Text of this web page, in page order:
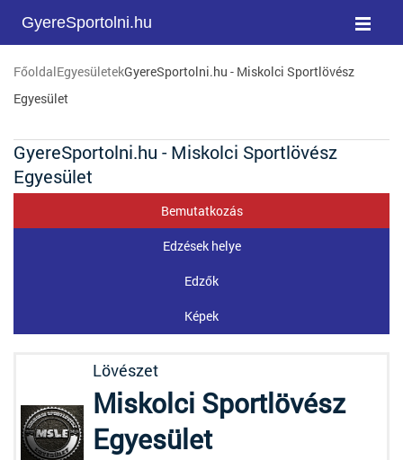
GyereSportolni.hu
FőoldalEgyesületekGyereSportolni.hu - Miskolci Sportlövész
Egyesület
GyereSportolni.hu - Miskolci Sportlövész
Egyesület
Bemutatkozás
Edzések helye
Edzők
Képek
Lövészet
Miskolci Sportlövész
Egyesület